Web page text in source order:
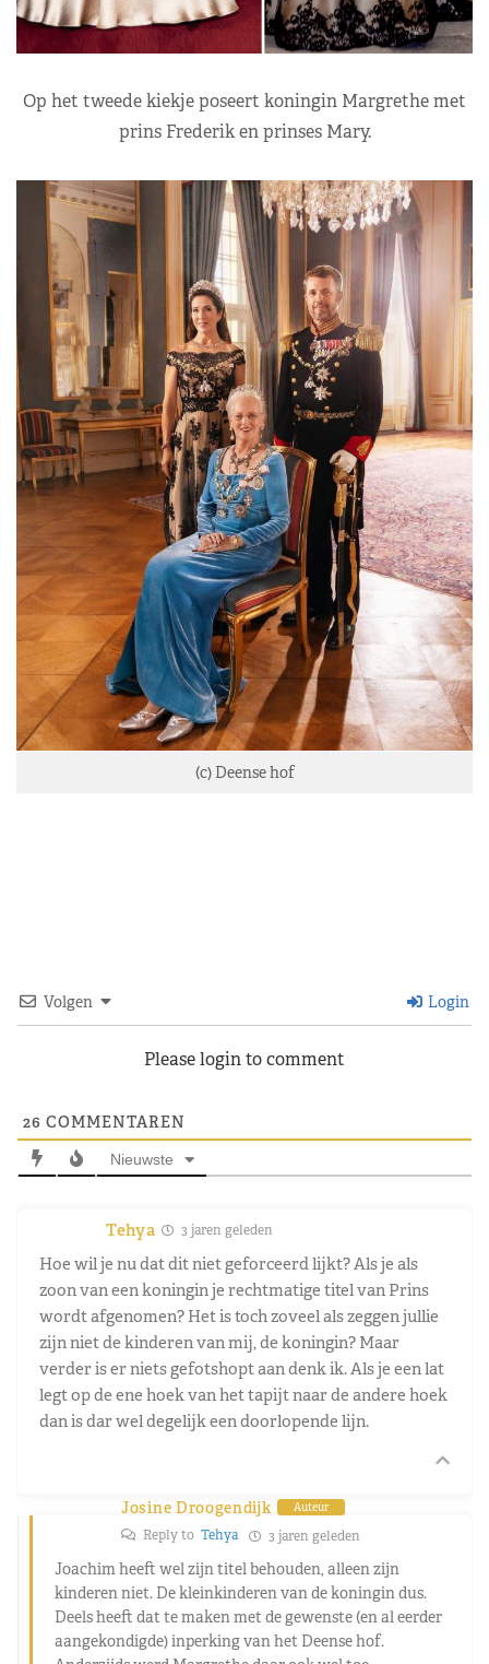
Op het tweede kiekje poseert koningin Margrethe met
prins Frederik en prinses Mary.
(c) Deense hof
Volgen Login
Please login to comment
26 COMMENTAREN
Nieuwste
Tehya 3 jaren geleden
Hoe wil je nu dat dit niet geforceerd lijkt? Als je als
zoon van een koningin je rechtmatige titel van Prins
wordt afgenomen? Het is toch zoveel als zeggen jullie
zijn niet de kinderen van mij, de koningin? Maar
verder is er niets gefotshopt aan denk ik. Als je een lat
legt op de ene hoek van het tapijt naar de andere hoek
dan is dar wel degelijk een doorlopende lijn.
Josine Droogendijk Auteur
Reply to Tehya 3 jaren geleden
Joachim heeft wel zijn titel behouden, alleen zijn
kinderen niet. De kleinkinderen van de koningin dus.
Deels heeft dat te maken met de gewenste (en al eerder
aangekondigde) inperking van het Deense hof.